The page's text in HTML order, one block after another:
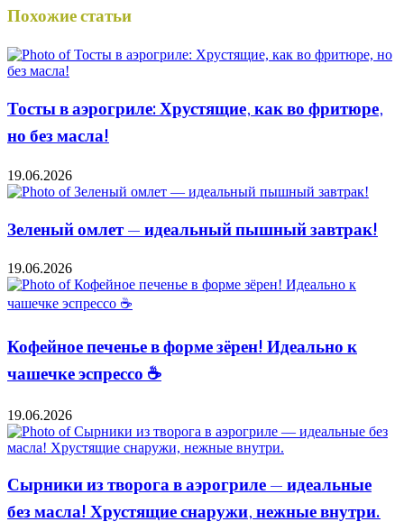
Похожие статьи
Тосты в аэрогриле: Хрустящие, как во фритюре,
но без масла!
19.06.2026
Зеленый омлет — идеальный пышный завтрак!
19.06.2026
Кофейное печенье в форме зёрен! Идеально к
чашечке эспрессо ☕️
19.06.2026
Сырники из творога в аэрогриле — идеальные
без масла! Хрустящие снаружи, нежные внутри.